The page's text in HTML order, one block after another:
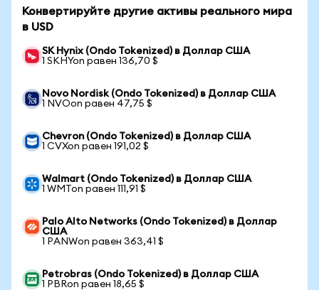
Конвертируйте другие активы реального мира
в USD
SK Hynix (Ondo Tokenized) в Доллар США
1 SKHYon равен 136,70 $
Novo Nordisk (Ondo Tokenized) в Доллар США
1 NVOon равен 47,75 $
Chevron (Ondo Tokenized) в Доллар США
1 CVXon равен 191,02 $
Walmart (Ondo Tokenized) в Доллар США
1 WMTon равен 111,91 $
Palo Alto Networks (Ondo Tokenized) в Доллар
США
1 PANWon равен 363,41 $
Petrobras (Ondo Tokenized) в Доллар США
1 PBRon равен 18,65 $